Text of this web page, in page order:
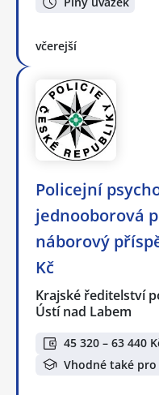
včerejší
Policejní
jednooborová
náborový
Kč
Krajské ředitelství
Ústí nad Labem
45 320 – 63 440
Vhodné také